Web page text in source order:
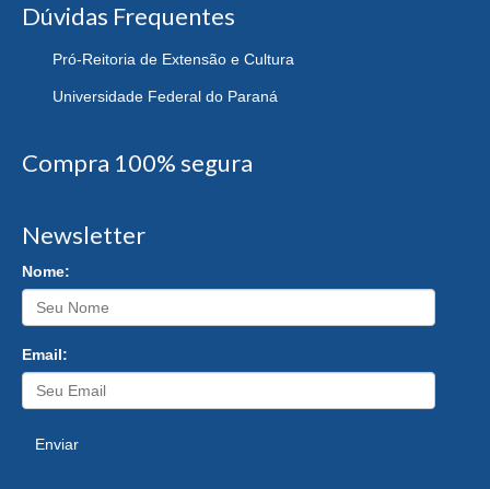
Dúvidas Frequentes
Pró-Reitoria de Extensão e Cultura
Universidade Federal do Paraná
Compra 100% segura
Newsletter
Nome:
Email:
Enviar